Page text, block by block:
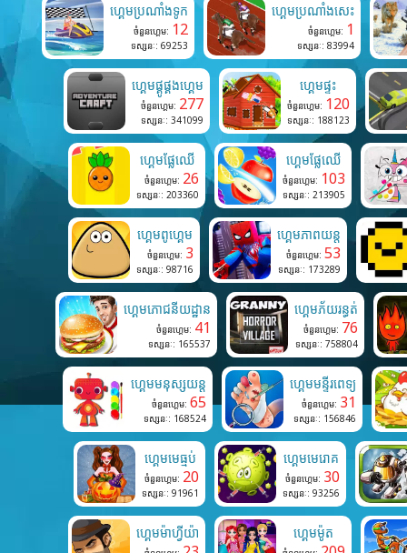
ហ្គេមប្រណាំងទូក
ចំនួនហ្គេម: 12
ទស្សនៈ: 69253
ហ្គេមប្រណាំងសេះ
ចំនួនហ្គេម: 1
ទស្សនៈ: 83994
ហ្គេមផ្គូផ្គងហ្គេម
ចំនួនហ្គេម: 277
ទស្សនៈ: 341099
ហ្គេមផ្ទះ
ចំនួនហ្គេម: 120
ទស្សនៈ: 188123
ហ្គេមផ្លែឈើ
ចំនួនហ្គេម: 26
ទស្សនៈ: 203360
ហ្គេមផ្លែឈើ
ចំនួនហ្គេម: 103
ទស្សនៈ: 213905
ហ្គេមពូហ្គេម
ចំនួនហ្គេម: 3
ទស្សនៈ: 98716
ហ្គេមភាពយន្ត
ចំនួនហ្គេម: 53
ទស្សនៈ: 173289
ហ្គេមភោជនីយដ្ឋាន
ចំនួនហ្គេម: 41
ទស្សនៈ: 165537
ហ្គេមភ័យរន្ធត់
ចំនួនហ្គេម: 76
ទស្សនៈ: 758804
ហ្គេមមនុស្សយន្ត
ចំនួនហ្គេម: 65
ទស្សនៈ: 168524
ហ្គេមមន្ទីរពេទ្យ
ចំនួនហ្គេម: 31
ទស្សនៈ: 156846
ហ្គេមមេធ្មប់
ចំនួនហ្គេម: 20
ទស្សនៈ: 91961
ហ្គេមមេរោគ
ចំនួនហ្គេម: 30
ទស្សនៈ: 93256
ហ្គេមម៉ាហ្វីយ៉ា ហ្គេមម៉ូត